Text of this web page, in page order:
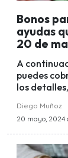
Bonos
ayudas
20 de
A
puedes
los
Diego Muñoz
20 mayo, 2024